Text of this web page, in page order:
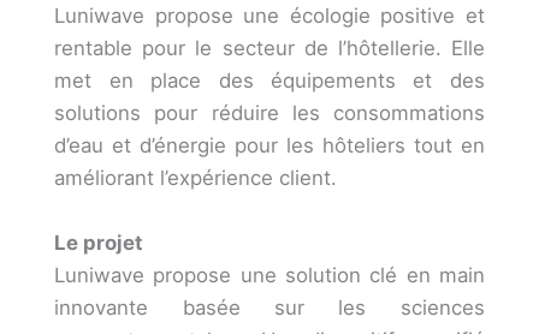
Luniwave propose une écologie positive et
rentable pour le secteur de l’hôtellerie. Elle
met en place des équipements et des
solutions pour réduire les consommations
d’eau et d’énergie pour les hôteliers tout en
améliorant l’expérience client.
Le projet
Luniwave propose une solution clé en main
innovante basée sur les sciences